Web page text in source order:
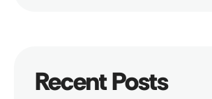
Recent Posts